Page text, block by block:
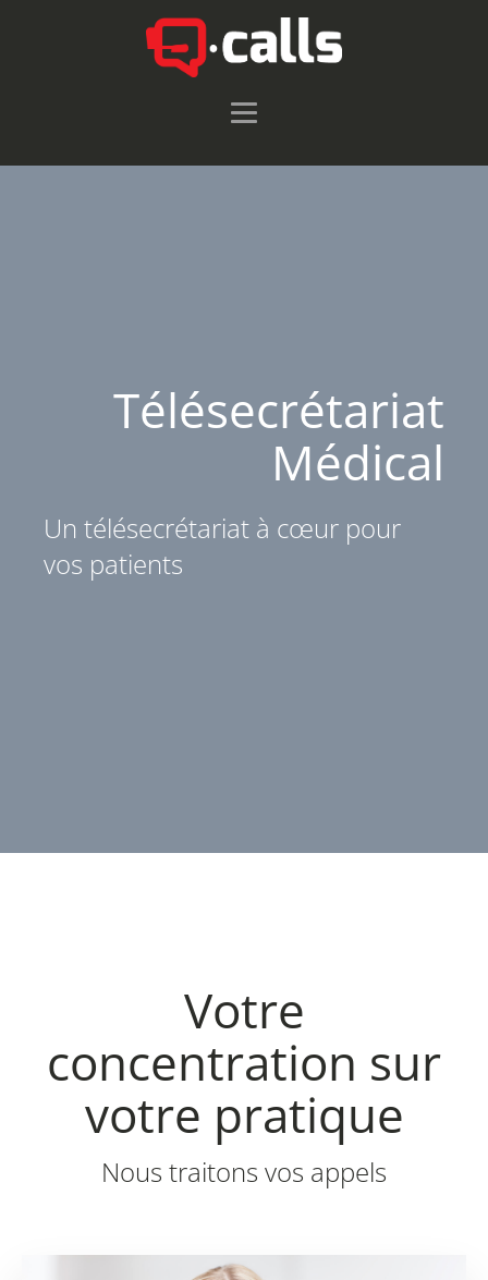
Télésecrétariat
Médical
Un télésecrétariat à cœur pour
vos patients
Votre
concentration sur
votre pratique
Nous traitons vos appels